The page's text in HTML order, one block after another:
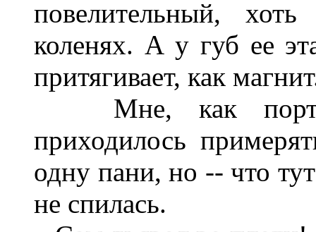
повелительный,
коленях. А у губ ее
притягивает, как
Мне, как
приходилось
одну пани, но -- что
не спилась.